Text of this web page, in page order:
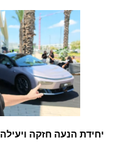
יחידת הנעה חזקה ויעילה